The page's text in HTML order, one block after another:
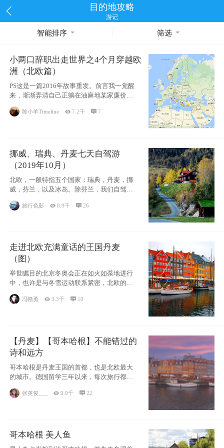
目的地攻略
游记
智能排序 筛选
小两口辞职出走世界之4个月穿越欧
洲（北欧篇）
PS这是一篇2016年故事重发。前言我一觉醒
来，渐渐弄清自己正躺在油麻地某家廉价宾
馆
陈小羊Timeline 7.2千 7
挪威、瑞典、丹麦七天自驾游
（2019年10月）
北欧，一般特指五个国家：瑞典，丹麦，挪
威，芬兰，以及冰岛。除芬兰，我们自驾游
旅行色影 8.9千 26
走进北欧充满童话的王国丹麦
（图）
举世瞩目的北京冬奥会正在如火如荼地进行
中，也许是与冬雪运动联系紧密，北欧的一
些国家因
冯赣勇 3.3千  10
【丹麦】【哥本哈根】不能错过的
诗和远方
哥本哈根是丹麦王国的首都，也是北欧最大
的城市。德国留学三年以来，每次旅行都是
张英俊___ 9.0千 22
哥本哈根 美人鱼